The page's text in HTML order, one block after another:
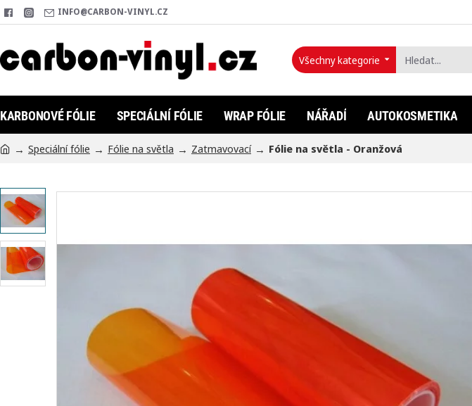
INFO@CARBON-VINYL.CZ
Všechny kategorie
Hledat...
KARBONOVÉ FÓLIE SPECIÁLNÍ FÓLIE WRAP FÓLIE NÁŘADÍ AUTOKOSMETIKA
m
e
Speciální fólie Fólie na světla Zatmavovací Fólie na světla - Oranžová